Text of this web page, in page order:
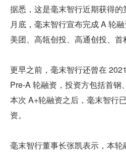
据悉，这是毫末智行近期获得
月底，毫末智行宣布完成 A 轮
美团、高瓴创投、高通创投、首
更早之前，毫末智行还曾在
Pre-A 轮融资，投资方包括首钢
本次 A+轮融资之后，毫末智行
资。
毫末智行董事长张凯表示，本